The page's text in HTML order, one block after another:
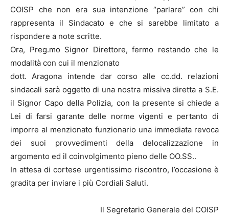
COISP che non era sua intenzione “parlare” con chi
rappresenta il Sindacato e che si sarebbe limitato a
rispondere a note scritte.
Ora, Preg.mo Signor Direttore, fermo restando che le
modalità con cui il menzionato
dott. Aragona intende dar corso alle cc.dd. relazioni
sindacali sarà oggetto di una nostra missiva diretta a S.E.
il Signor Capo della Polizia, con la presente si chiede a
Lei di farsi garante delle norme vigenti e pertanto di
imporre al menzionato funzionario una immediata revoca
dei suoi provvedimenti della delocalizzazione in
argomento ed il coinvolgimento pieno delle OO.SS..
In attesa di cortese urgentissimo riscontro, l’occasione è
gradita per inviare i più Cordiali Saluti.
Il Segretario Generale del COISP